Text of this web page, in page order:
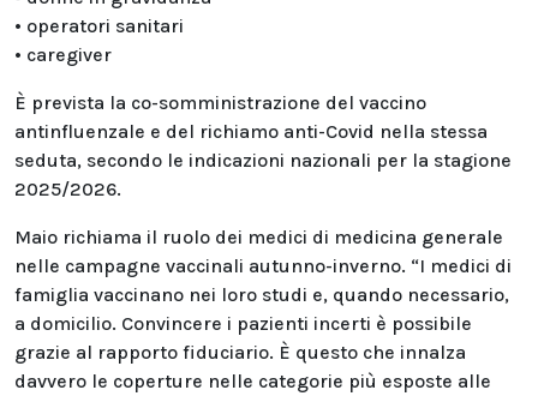
• operatori sanitari
• caregiver
È prevista la co-somministrazione del vaccino
antinfluenzale e del richiamo anti-Covid nella stessa
seduta, secondo le indicazioni nazionali per la stagione
2025/2026.
Maio richiama il ruolo dei medici di medicina generale
nelle campagne vaccinali autunno-inverno. “I medici di
famiglia vaccinano nei loro studi e, quando necessario,
a domicilio. Convincere i pazienti incerti è possibile
grazie al rapporto fiduciario. È questo che innalza
davvero le coperture nelle categorie più esposte alle